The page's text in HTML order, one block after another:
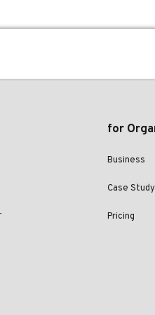
for
Business
Case Study
Pricing